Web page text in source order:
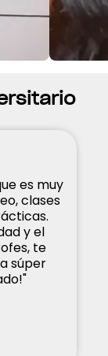
es muy
clases
y el
te
súper